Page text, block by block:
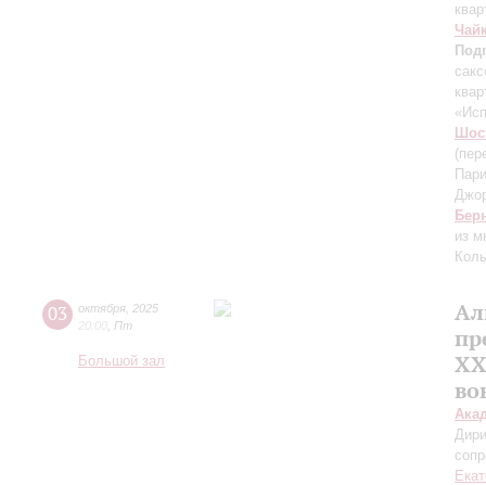
из
03 октября 2025
20:00 Пт
Большой зал